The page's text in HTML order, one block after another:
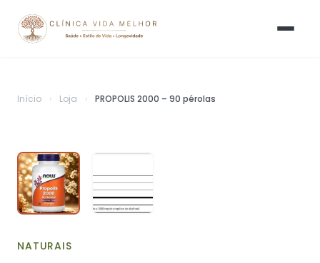
Início › Loja › PROPOLIS 2000 – 90 pérolas
NATURAIS